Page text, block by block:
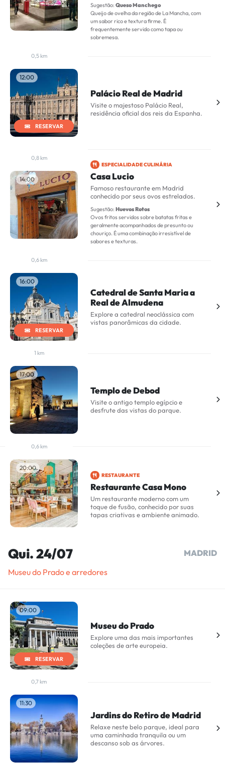
Sugestão: Queso Manchego
Queijo de ovelha da região de La Mancha, com
um sabor rico e textura firme. É
frequentemente servido como tapa ou
sobremesa.
0,5 km
12:00
RESERVAR
Palácio Real de Madrid
Visite o majestoso Palácio Real,
residência oficial dos reis da Espanha.
0,8 km
14:00
ESPECIALIDADE CULINÁRIA
Casa Lucio
Famoso restaurante em Madrid
conhecido por seus ovos estrelados.
Sugestão: Huevos Rotos
Ovos fritos servidos sobre batatas fritas e
geralmente acompanhados de presunto ou
chouriço. É uma combinação irresistível de
sabores e texturas.
0,6 km
16:00
RESERVAR
Catedral de Santa Maria a
Real de Almudena
Explore a catedral neoclássica com
vistas panorâmicas da cidade.
1 km
17:00
Templo de Debod
Visite o antigo templo egípcio e
desfrute das vistas do parque.
0,6 km
20:00
RESTAURANTE
Restaurante Casa Mono
Um restaurante moderno com um
toque de fusão, conhecido por suas
tapas criativas e ambiente animado.
Qui. 24/07
MADRID
Museu do Prado e arredores
09:00
RESERVAR
Museu do Prado
Explore uma das mais importantes
coleções de arte europeia.
0,7 km
11:30
Jardins do Retiro de Madrid
Relaxe neste belo parque, ideal para
uma caminhada tranquila ou um
descanso sob as árvores.